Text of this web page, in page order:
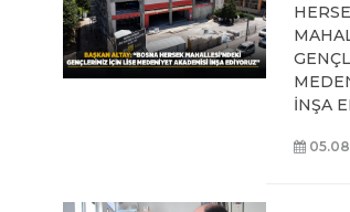
İNŞA